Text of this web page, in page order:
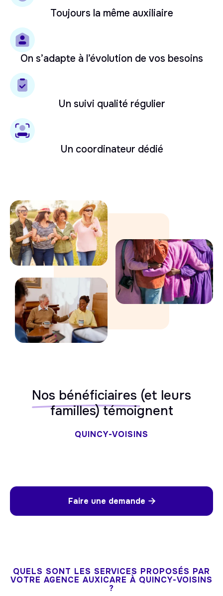
Toujours la même auxiliaire
On s’adapte à l’évolution de vos besoins
Un suivi qualité régulier
Un coordinateur dédié
Nos bénéficiaires (et leurs
familles) témoignent
QUINCY-VOISINS
Faire une demande 
QUELS SONT LES SERVICES PROPOSÉS PAR
VOTRE AGENCE AUXICARE À QUINCY-VOISINS
?